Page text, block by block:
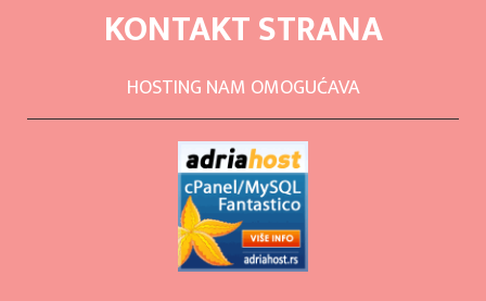
KONTAKT STRANA
HOSTING NAM OMOGUĆAVA